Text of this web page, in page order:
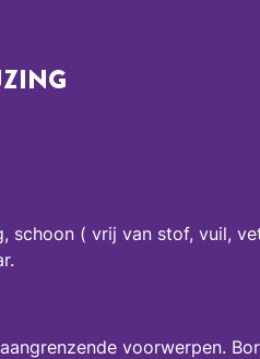
schoon ( vrij van stof, vuil,
voorwerpen.